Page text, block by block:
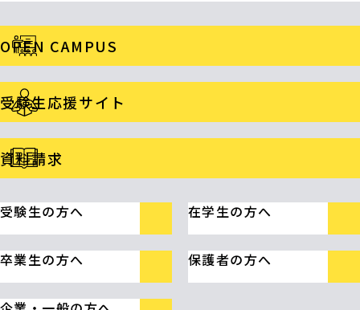
OPEN CAMPUS
受験生応援サイト
資料請求
受験生の方へ 在学生の方へ
卒業生の方へ 保護者の方へ